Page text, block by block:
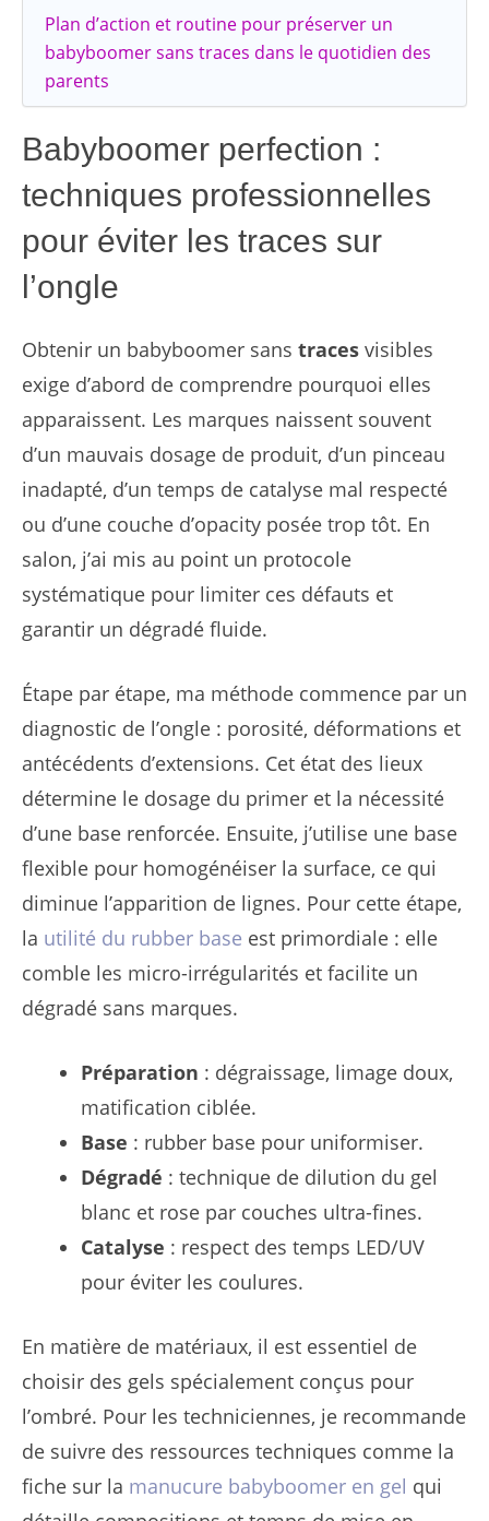
Plan d’action et routine pour préserver un
babyboomer sans traces dans le quotidien des
parents
Babyboomer perfection :
techniques professionnelles
pour éviter les traces sur
l’ongle
Obtenir un babyboomer sans traces visibles
exige d’abord de comprendre pourquoi elles
apparaissent. Les marques naissent souvent
d’un mauvais dosage de produit, d’un pinceau
inadapté, d’un temps de catalyse mal respecté
ou d’une couche d’opacity posée trop tôt. En
salon, j’ai mis au point un protocole
systématique pour limiter ces défauts et
garantir un dégradé fluide.
Étape par étape, ma méthode commence par un
diagnostic de l’ongle : porosité, déformations et
antécédents d’extensions. Cet état des lieux
détermine le dosage du primer et la nécessité
d’une base renforcée. Ensuite, j’utilise une base
flexible pour homogénéiser la surface, ce qui
diminue l’apparition de lignes. Pour cette étape,
la utilité du rubber base est primordiale : elle
comble les micro-irrégularités et facilite un
dégradé sans marques.
Préparation : dégraissage, limage doux,
matification ciblée.
Base : rubber base pour uniformiser.
Dégradé : technique de dilution du gel
blanc et rose par couches ultra-fines.
Catalyse : respect des temps LED/UV
pour éviter les coulures.
En matière de matériaux, il est essentiel de
choisir des gels spécialement conçus pour
l’ombré. Pour les techniciennes, je recommande
de suivre des ressources techniques comme la
fiche sur la manucure babyboomer en gel qui